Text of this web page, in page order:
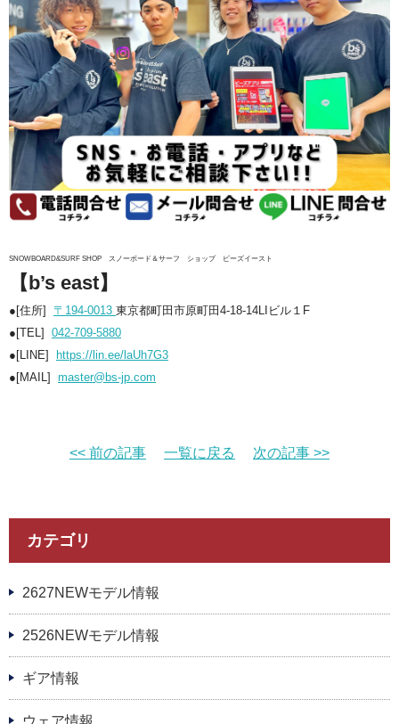
SNOWBOARD&SURF SHOP スノーボード＆サーフ ショップ ビーズイースト
【b’s east】
●[住所] 〒194-0013 東京都町田市原町田4-18-14LIビル１F
●[TEL] 042-709-5880
●[LINE] https://lin.ee/laUh7G3
●[MAIL] master@bs-jp.com
<< 前の記事 一覧に戻る 次の記事 >>
カテゴリ
2627NEWモデル情報
2526NEWモデル情報
ギア情報
ウェア情報